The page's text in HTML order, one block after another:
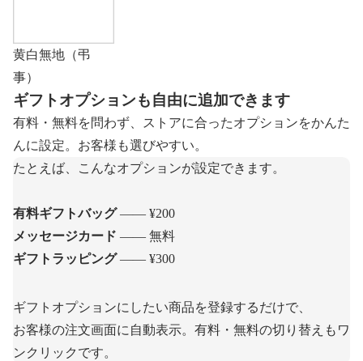
黄白無地（弔
事）
ギフトオプションも自由に追加できます
有料・無料を問わず、ストアに合ったオプションをかんた
んに設定。お客様も選びやすい。
たとえば、こんなオプションが設定できます。
有料ギフトバッグ—— ¥200
メッセージカード —— 無料
ギフトラッピング—— ¥300
ギフトオプションにしたい商品を登録するだけで、
お客様の注文画面に自動表示。有料・無料の切り替えもワ
ンクリックです。